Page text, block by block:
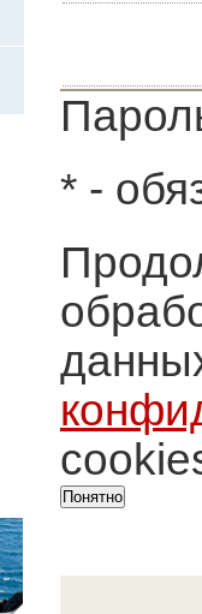
* -
Понятно